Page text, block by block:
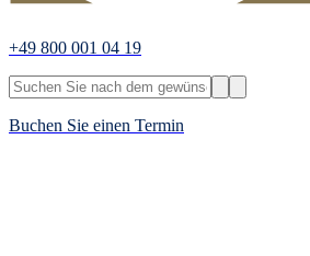
+49 800 001 04 19
Buchen Sie einen Termin